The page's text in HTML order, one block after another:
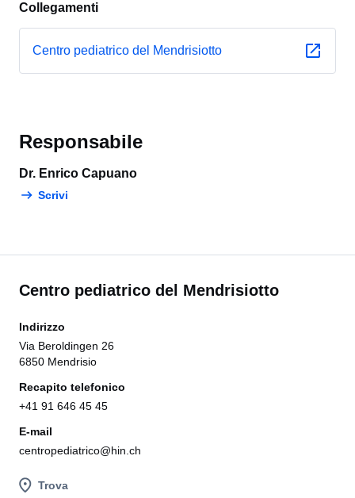
Collegamenti
Centro pediatrico del Mendrisiotto
Responsabile
Dr. Enrico Capuano
Scrivi
Centro pediatrico del Mendrisiotto
Trova
Indirizzo
Via Beroldingen 26
6850 Mendrisio
Recapito telefonico
+41 91 646 45 45
E-mail
centropediatrico@hin.ch